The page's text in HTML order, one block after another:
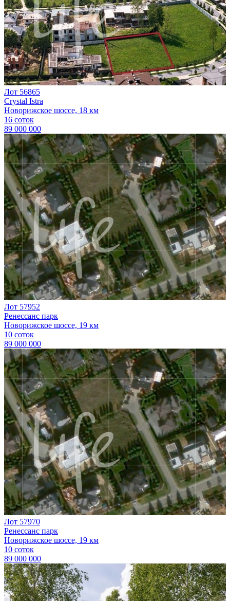
Лот 56865
Crystal Istra
Новорижское шоссе, 18 км
16 соток
89 000 000
Лот 57952
Ренессанс парк
Новорижское шоссе, 19 км
10 соток
89 000 000
Лот 57970
Ренессанс парк
Новорижское шоссе, 19 км
10 соток
89 000 000